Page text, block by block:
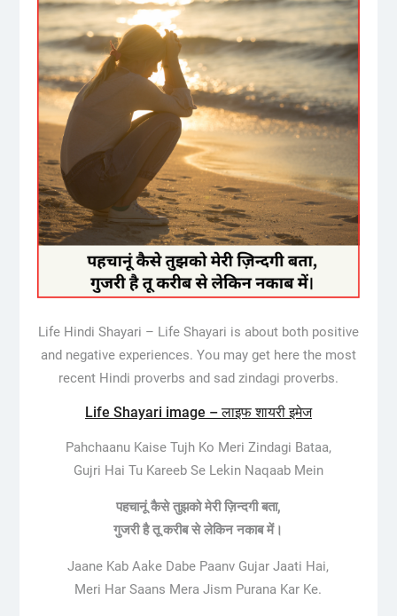
Life Hindi Shayari – Life Shayari is about both positive
and negative experiences. You may get here the most
recent Hindi proverbs and sad zindagi proverbs.
Life Shayari image – लाइफ शायरी इमेज
Pahchaanu Kaise Tujh Ko Meri Zindagi Bataa,
Gujri Hai Tu Kareeb Se Lekin Naqaab Mein
पहचानूं कैसे तुझको मेरी ज़िन्दगी बता,
गुजरी है तू करीब से लेकिन नकाब में।
Jaane Kab Aake Dabe Paanv Gujar Jaati Hai,
Meri Har Saans Mera Jism Purana Kar Ke.